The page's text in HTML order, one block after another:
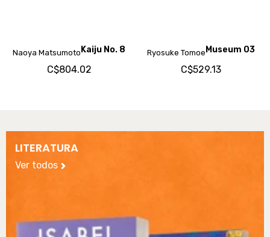
Eiichiro
One Piece 3 En 1
Eiichiro
One Piece 3 En 1
LITERATURA
Ver todos